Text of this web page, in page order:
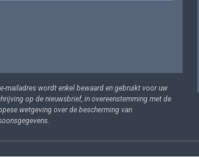
mailadres wordt enkel bewaard en gebruikt voor uw
op de nieuwsbrief, in overeenstemming met de
wetgeving over de bescherming van